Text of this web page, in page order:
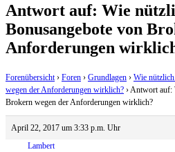
Antwort auf: Wie
Bonusangebote von
Anforderungen
Forenübersicht › Foren › Grundlagen › Wie
wegen der Anforderungen wirklich? ›Antwort auf:
Brokern wegen der Anforderungen wirklich?
April 22, 2017 um 3:33 p.m. Uhr
Lambert